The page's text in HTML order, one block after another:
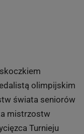
olimpijskim
świata seniorów
mistrzostw
Turnieju